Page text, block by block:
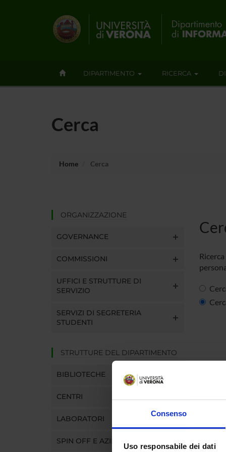
Consenso
Uso responsabile dei dati
DIPARTIMENTO RICERCA
Cerca
Home Cerca
ORGANIZZAZIONE
GOVERNANCE
COMMISSIONI
UFFICI E STRUTTURE DI
SERVIZIO
SERVIZI DI SEGRETERIA
STUDENTI
STRUTTURE DEL DIPARTIMENTO
BIBLIOTECHE
CENTRI
LABORATORI
SPIN OFF E AZIENDE